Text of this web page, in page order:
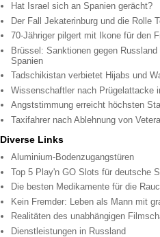
Hat Israel sich an Spanien gerächt?
Der Fall Jekaterinburg und die Rolle
70-Jähriger pilgert mit Ikone für den
Brüssel: Sanktionen gegen
Spanien
Tadschikistan verbietet Hijabs und
Wissenschaftler nach Prügelattacke
Angststimmung erreicht höchsten
Taxifahrer nach Ablehnung von
Diverse Links
Aluminium-Bodenzugangstüren
Top 5 Play'n GO Slots für deutsche
Die besten Medikamente für die
Kein Fremder: Leben als Mann mit
Realitäten des unabhängigen
Dienstleistungen in Russland